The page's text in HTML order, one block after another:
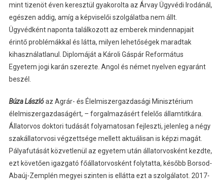
mint tizenöt éven keresztül gyakorolta az Árvay Ügyvédi Irodánál,
egészen addig, amíg a képviselői szolgálatba nem állt.
Ügyvédként naponta találkozott az emberek mindennapjait
érintő problémákkal és látta, milyen lehetőségek maradtak
kihasználatlanul. Diplomáját a Károli Gáspár Református
Egyetem jogi karán szerezte. Angol és német nyelven egyaránt
beszél.
Búza Lászlóaz Agrár- és Élelmiszergazdasági Minisztérium
élelmiszergazdaságért, – forgalmazásért felelős államtitkára.
Állatorvos doktori tudását folyamatosan fejleszti, jelenleg a négy
szakállatorvosi végzettsége mellett aktuálisan is képzi magát.
Pályafutását közvetlenül az egyetem után állatorvosként kezdte,
ezt követően igazgató főállatorvosként folytatta, később Borsod-
Abaúj-Zemplén megyei szinten is ellátta ezt a szolgálatot. 2017-